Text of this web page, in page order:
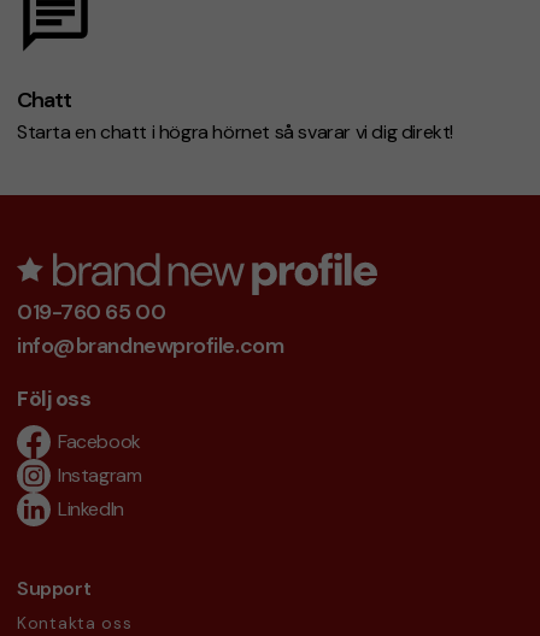
Chatt
Starta en chatt i högra hörnet så svarar vi dig direkt!
019-760 65 00
info@brandnewprofile.com
Följ oss
Facebook
Instagram
LinkedIn
Support
Kontakta oss